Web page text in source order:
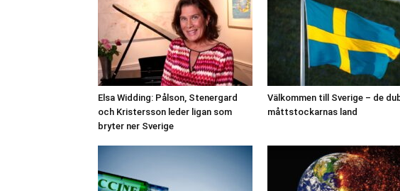
Elsa Widding: Pålson, Stenergard
och Kristersson leder ligan som
bryter ner Sverige
Välkommen till Sverige – de
måttstockarnas land